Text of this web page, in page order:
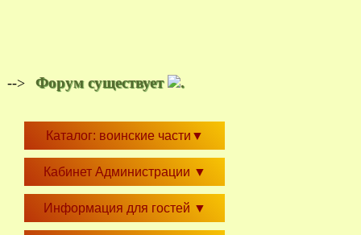
--> Форум существует .
Каталог: воинские части ▼
Кабинет Администрации ▼
Информация для гостей ▼